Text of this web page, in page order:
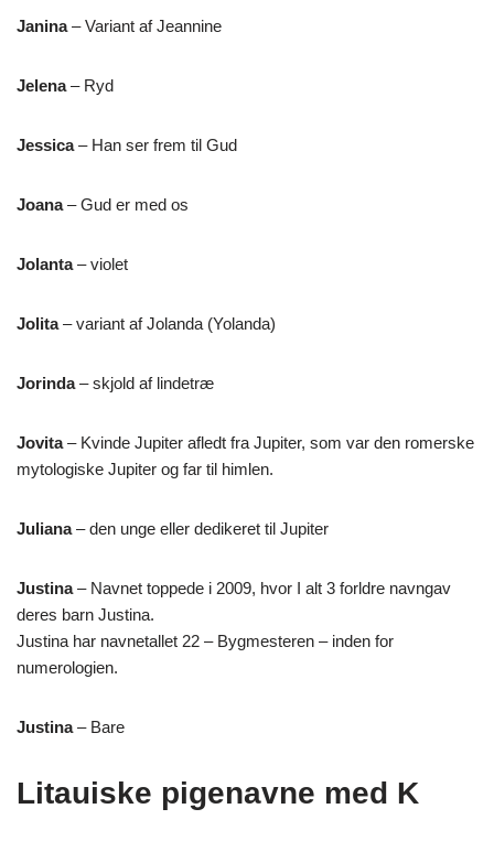
Janina– Variant af Jeannine
Jelena– Ryd
Jessica– Han ser frem til Gud
Joana– Gud er med os
Jolanta– violet
Jolita– variant af Jolanda (Yolanda)
Jorinda– skjold af lindetræ
Jovita– Kvinde Jupiter afledt fra Jupiter, som var den romerske
mytologiske Jupiter og far til himlen.
Juliana– den unge eller dedikeret til Jupiter
Justina– Navnet toppede i 2009, hvor I alt 3 forldre navngav
deres barn Justina.
Justina har navnetallet 22 – Bygmesteren – inden for
numerologien.
Justina– Bare
Litauiske pigenavne med K